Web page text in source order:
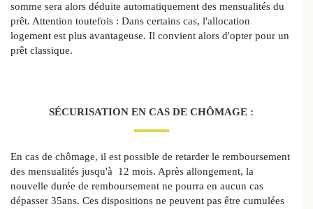
somme sera alors déduite automatiquement des mensualités du
prêt. Attention toutefois : Dans certains cas, l'allocation
logement est plus avantageuse. Il convient alors d'opter pour un
prêt classique.
SÉCURISATION EN CAS DE CHÔMAGE :
En cas de chômage, il est possible de retarder le remboursement
des mensualités jusqu'à 12 mois. Après allongement, la
nouvelle durée de remboursement ne pourra en aucun cas
dépasser 35ans. Ces dispositions ne peuvent pas être cumulées